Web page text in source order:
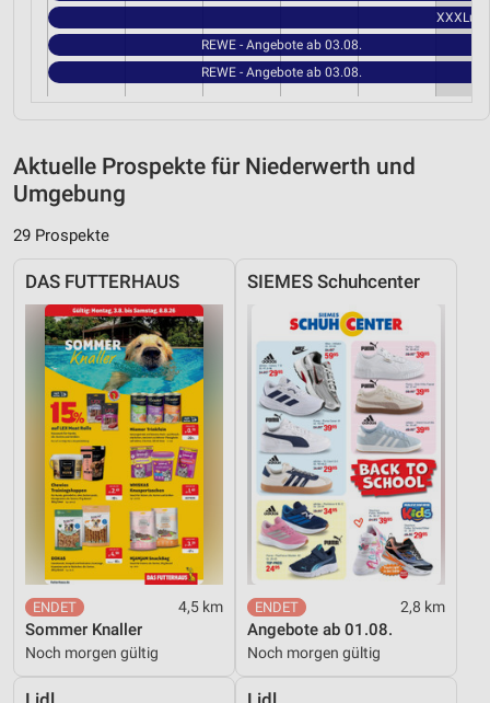
XXXLutz
REWE - Angebote ab 03.08.
REWE - Angebote ab 03.08.
Aktuelle Prospekte für Niederwerth und
Umgebung
29 Prospekte
DAS FUTTERHAUS
4,5 km
Sommer Knaller
Noch morgen gültig
SIEMES Schuhcenter
2,8 km
Angebote ab 01.08.
Noch morgen gültig